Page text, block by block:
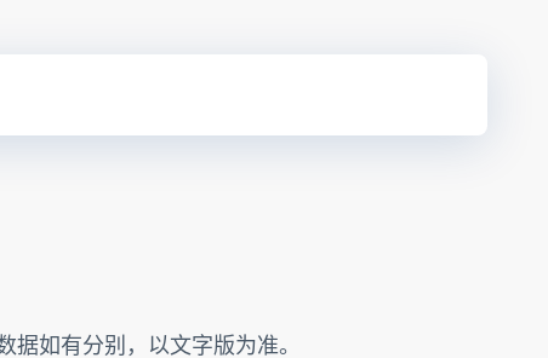
如有分别，以文字版为准。